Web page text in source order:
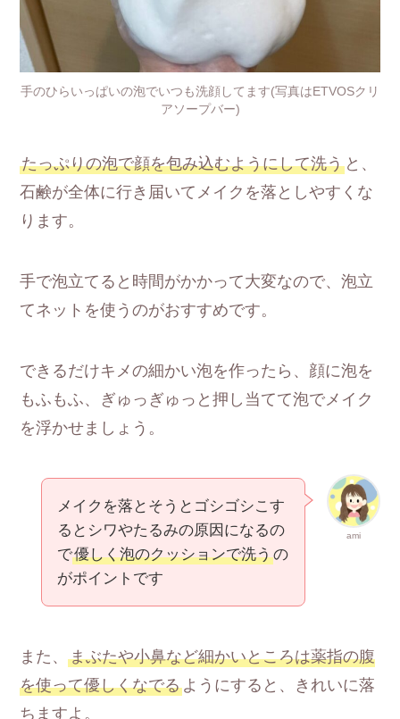
手のひらいっぱいの泡でいつも洗顔してます(写真はETVOSクリ
アソープバー)
たっぷりの泡で顔を包み込むようにして洗う と、
石鹸が全体に行き届いてメイクを落としやすくな
ります。
手で泡立てると時間がかかって大変なので、泡立
てネットを使うのがおすすめです。
できるだけキメの細かい泡を作ったら、顔に泡を
もふもふ、ぎゅっぎゅっと押し当てて泡でメイク
を浮かせましょう。
ami
メイクを落とそうとゴシゴシこす
るとシワやたるみの原因になるの
で優しく泡のクッションで洗うの
がポイントです
また、まぶたや小鼻など細かいところは薬指の腹
を使って優しくなでるようにすると、きれいに落
ちますよ。